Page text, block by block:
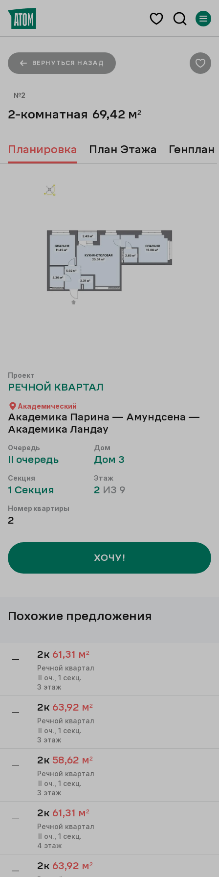
ВЕРНУТЬСЯ НАЗАД
№2
2-комнатная 69,42 м²
Проект
РЕЧНОЙ КВАРТАЛ
Академический
Академика Парина — Амундсена —
Академика Ландау
Очередь
II очередь
Дом
Дом 3
Секция
1 Секция
Этаж
2 ИЗ 9
Номер квартиры
2
ХОЧУ!
Планировка План Этажа Генплан
Похожие предложения
— 2к 61,31 м²
Речной квартал
II оч., 1 секц.
3 этаж
— 2к 63,92 м²
Речной квартал
II оч., 1 секц.
3 этаж
— 2к 58,62 м²
Речной квартал
II оч., 1 секц.
3 этаж
— 2к 61,31 м²
Речной квартал
II оч., 1 секц.
4 этаж
— 2к 63,92 м²